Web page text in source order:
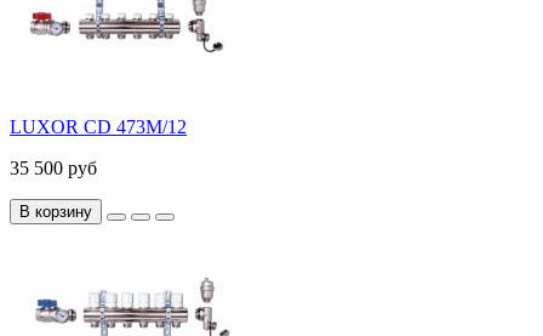
LUXOR CD 473M/12
35 500 руб
В корзину